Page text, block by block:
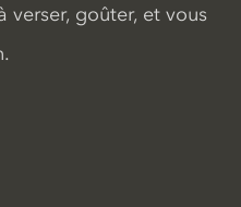
verser, goûter, et vous